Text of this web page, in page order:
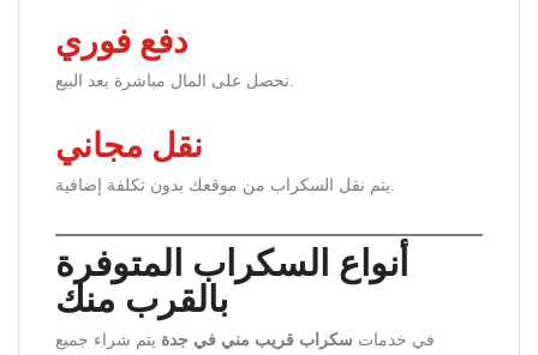
دفع فوري
تحصل على المال مباشرة بعد البيع.
نقل مجاني
يتم نقل السكراب من موقعك بدون تكلفة إضافية.
أنواع السكراب المتوفرة
بالقرب منك
في خدمات سكراب قريب مني في جدة يتم شراء جميع